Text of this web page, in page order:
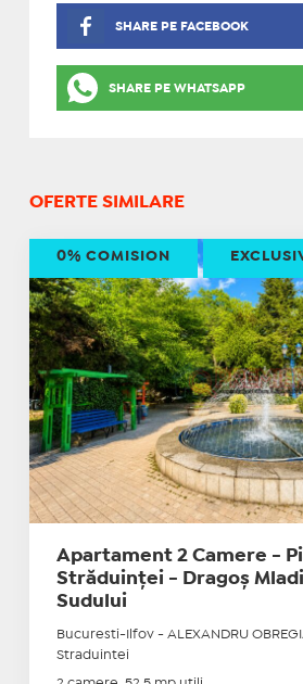
SHARE PE FACEBOOK
SHARE PE WHATSAPP
OFERTE SIMILARE
Apartament 2 Camere -
Străduinței - Dragoș
Sudului
Bucuresti-Ilfov - ALEXANDRU
Straduintei
0% COMISION